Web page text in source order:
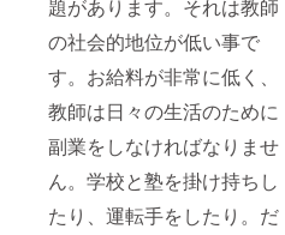
題があります。それは教師
の社会的地位が低い事で
す。お給料が非常に低く、
教師は日々の生活のために
副業をしなければなりませ
ん。学校と塾を掛け持ちし
たり、運転手をしたり。だ